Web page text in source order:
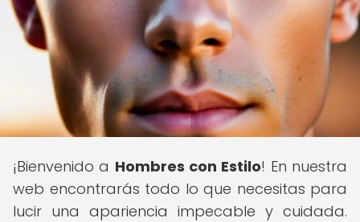
¡Bienvenido a Hombres con Estilo! En nuestra
web encontrarás todo lo que necesitas para
lucir una apariencia impecable y cuidada.